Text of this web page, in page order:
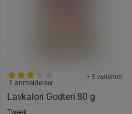
Lavkalori Godteri 80 g
+ 5 varianter
1 anmeldelser
Tweek